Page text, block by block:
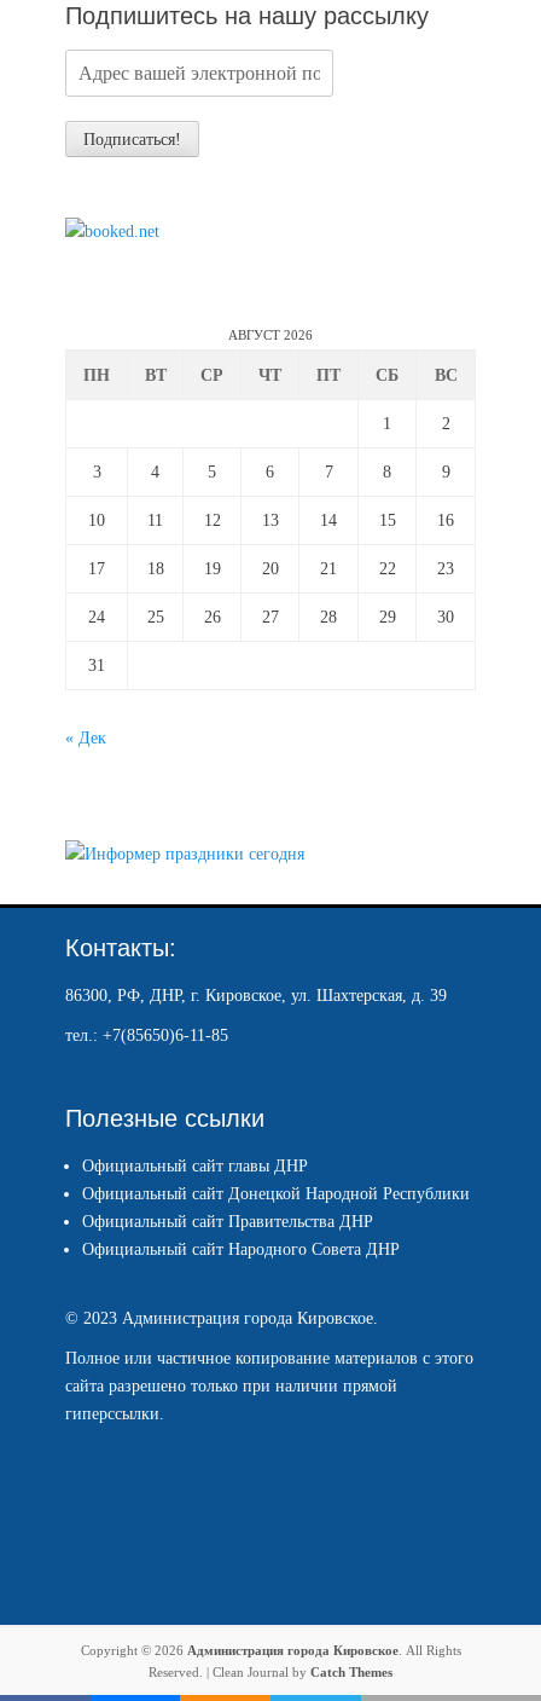
Подпишитесь на нашу рассылку
АВГУСТ 2026
ПН ВТ СР ЧТ ПТ СБ ВС
1 2
3 4 5 6 7 8 9
10 11 12 13 14 15 16
17 18 19 20 21 22 23
24 25 26 27 28 29 30
31
« Дек
Контакты:
86300, РФ, ДНР, г. Кировское, ул. Шахтерская, д. 39
тел.: +7(85650)6-11-85
Полезные ссылки
Официальный сайт главы ДНР
Официальный сайт Донецкой Народной Республики
Официальный сайт Правительства ДНР
Официальный сайт Народного Совета ДНР
© 2023 Администрация города Кировское.
Полное или частичное копирование материалов с этого
сайта разрешено только при наличии прямой
гиперссылки.
Copyright © 2026 Администрация города Кировское. All Rights
Reserved. | Clean Journal by Catch Themes